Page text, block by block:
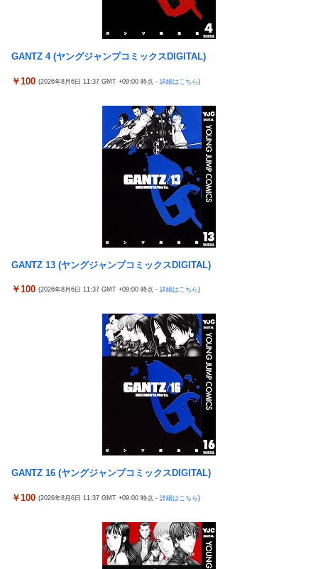
【悲報】福岡の電車、完全にやらかす。構内アナウンスでド下ネ
ぎる…
【日向坂46】 かほりん、ありのままの姿・・・【藤嶌果歩1st写
【パ順位】鷹========猫-公=====檻-/==鴎=========鷲
【悲報】みのもんたさん、代表作が「クイズミリオネア」しかな
【幽霊否定派、完全論破】幽霊がいないなら午前2時に一人で墓
石を木刀で叩き割れるよな？ｗｗｗｗｗ
神谷玲子の新台は神ぱち!? #75【「e七つの大罪3」1回転で大当
たり＝速さが段違い！渾身のRUSHに神谷が挑む！！】
【実戦報告】Lストリートファイター6の評判まとめ！ヤレる感が
フォ」←マジで無駄な事やってるよな
【画像】田中みな実さん、妊娠中とは思えないヒール姿で登場し
ワイ手取り15万正社員→副業でウーバーやってるんやが金がない
株式投資、若年男性の自信喪失の原因に-6割超が「人生の敗者」
韓国警察、大韓サッカー協会を家宅捜索 代表監督選考巡り
パヨク「アジア人民、中国人民と連帯して戦おー！悪政高市を打
いそう…会社滅茶苦茶やろなぁ」
【悲報】茂木敏充外相、『大炎上』してしまう！！！！！！！
「電車で女性が失神したら無言の男が真横についてきた」とタレ
ントが主張、虚言疑惑が出ると「その男の垢を発見した」と追加
たり＝速さが段違い！渾身のRUSHに神谷が挑む！！】
【実戦報告】Lストリートファイター6の評判まとめ！ヤレる感が
フォ」←マジで無駄な事やってるよな
演出に一喜一憂してる方が脳死なんよ」
【バンダイ】「食玩」「プライズ」「ガシャポン」2026年8月発
売商品【発売スケジュール】
【悲報】AV女優さん、キモオタチー牛弱男どもの「おはよう」に
【〈物語〉シリーズ】セガ「忍野忍」「斧乃木余接」プライズフ
三菱自動車、「パジェロ」の中型版・小型版も発売へ
【衝撃】 中国製ルーター20機種にバックドア発見！ ネットに繋
ぐだけで35秒ごとに中国のサーバーと通信
【有能】政府「トラックはサービスエリア利用有料化すればサボ
らず走るし流問題解決じゃね？」
母と一緒の時に、明らかに足に障害がある方が歩いていた。母
「なんであんな歩き方なの？ふざけてるの？」
伊勢鈴蘭さん、コカ・コーラ愛を全力アピール！
今季もタイトル獲得を目指すFC町田ゼルビア黒田剛監督が抱負を
富士登山ツアー中に64歳男性死亡 8合目付近で意識失う
細井くんの彼女、寝取らせOKだってよ3
外国人「2002年W杯は?」韓国サッカーに衝撃的不祥事！W杯予
選でレフリーへの性的接待発覚！海外騒然！【海外の反応】
GANTZ 4 (ヤングジャンプコミックスDIGITAL)
￥100 (2026年8月6日 11:37 GMT +09:00 時点 - 詳細はこちら)
GANTZ 13 (ヤングジャンプコミックスDIGITAL)
￥100 (2026年8月6日 11:37 GMT +09:00 時点 - 詳細はこちら)
GANTZ 16 (ヤングジャンプコミックスDIGITAL)
￥100 (2026年8月6日 11:37 GMT +09:00 時点 - 詳細はこちら)